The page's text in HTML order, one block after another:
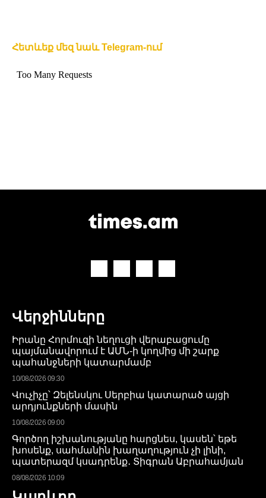
Հետևեք մեզ նաև Telegram-ում
Վերջինները
Իրանը Հորմուզի նեղուցի վերաբացումը
պայմանավորում է ԱՄՆ-ի կողմից մի շարք
պահանջների կատարմամբ
10/08/2026 09:30
Վուչիչը՝ Զելենսկու Սերբիա կատարած այցի
արդյունքների մասին
10/08/2026 09:00
Գործող իշխանությանը հարցնես, կասեն՝ եթե
խոսենք, սահմանին խաղաղություն չի լինի,
պատերազմ կսադրենք․ Տիգրան Աբրահամյան
08/08/2026 10:09